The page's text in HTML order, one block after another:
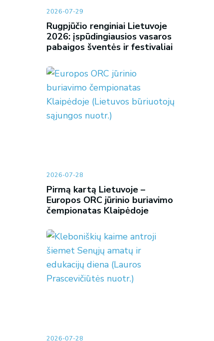
2026-07-29
Rugpjūčio renginiai Lietuvoje
2026: įspūdingiausios vasaros
pabaigos šventės ir festivaliai
2026-07-28
Pirmą kartą Lietuvoje –
Europos ORC jūrinio buriavimo
čempionatas Klaipėdoje
2026-07-28